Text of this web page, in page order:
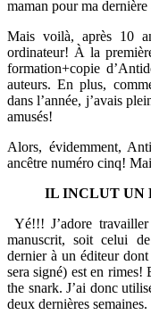
maman pour ma dernière
Mais voilà, après 10
ordinateur! À la
formation+copie
auteurs. En plus,
dans l’année, j’avais
amusés!
Alors, évidemment,
ancêtre numéro cinq!
IL INCLUT UN
Yé!!! J’adore
manuscrit, soit celui
dernier à un éditeur
sera signé) est en
the snark. J’ai donc
deux dernières semaines.